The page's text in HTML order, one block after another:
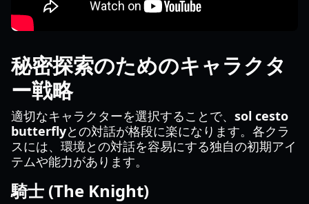
秘密探索のためのキャラクタ
ー戦略
適切なキャラクターを選択することで、 sol cesto
butterflyとの対話が格段に楽になります。各クラ
スには、環境との対話を容易にする独自の初期アイ
テムや能力があります。
騎士 (The Knight)